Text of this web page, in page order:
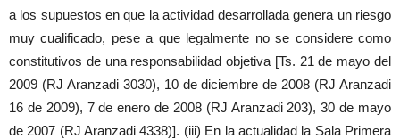
a los supuestos en que la actividad desarrollada genera un riesgo
muy cualificado, pese a que legalmente no se considere como
constitutivos de una responsabilidad objetiva [Ts. 21 de mayo del
2009 (RJ Aranzadi 3030), 10 de diciembre de 2008 (RJ Aranzadi
16 de 2009), 7 de enero de 2008 (RJ Aranzadi 203), 30 de mayo
de 2007 (RJ Aranzadi 4338)]. (iii) En la actualidad la Sala Primera